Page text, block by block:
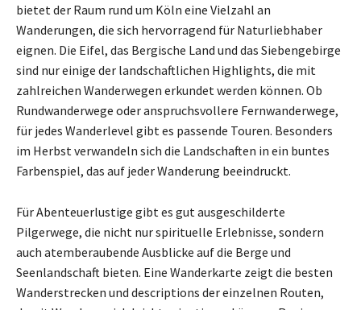
bietet der Raum rund um Köln eine Vielzahl an
Wanderungen, die sich hervorragend für Naturliebhaber
eignen. Die Eifel, das Bergische Land und das Siebengebirge
sind nur einige der landschaftlichen Highlights, die mit
zahlreichen Wanderwegen erkundet werden können. Ob
Rundwanderwege oder anspruchsvollere Fernwanderwege,
für jedes Wanderlevel gibt es passende Touren. Besonders
im Herbst verwandeln sich die Landschaften in ein buntes
Farbenspiel, das auf jeder Wanderung beeindruckt.
Für Abenteuerlustige gibt es gut ausgeschilderte
Pilgerwege, die nicht nur spirituelle Erlebnisse, sondern
auch atemberaubende Ausblicke auf die Berge und
Seenlandschaft bieten. Eine Wanderkarte zeigt die besten
Wanderstrecken und descriptions der einzelnen Routen,